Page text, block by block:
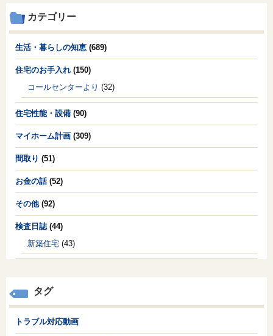
カテゴリー
生活・暮らしの知恵 (689)
住宅のお手入れ (150)
コールセンターより (32)
住宅性能・設備 (90)
マイホーム計画 (309)
間取り (51)
お金の話(52)
その他(92)
検査日誌(44)
新築住宅 (43)
タグ
トラブル対応動画